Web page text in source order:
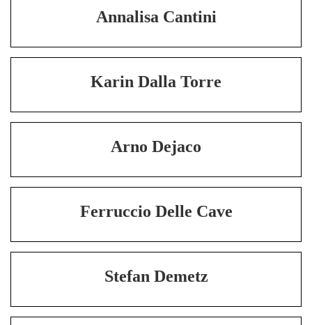
Annalisa Cantini
Karin Dalla Torre
Arno Dejaco
Ferruccio Delle Cave
Stefan Demetz